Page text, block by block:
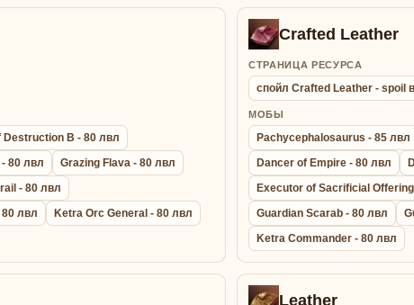
B - 80 лвл
80 лвл
Grazing Flava - 80 лвл
- 80 лвл
лвл Ketra Orc General - 80 лвл
Crafted Leather
СТРАНИЦА РЕСУРСА
спойл Crafted Leather - spoil
МОБЫ
Pachycephalosaurus - 85 лвл
Dancer of Empire - 80 лвл
Executor of Sacrificial
Guardian Scarab - 80 лвл
Ketra Commander - 80 лвл
Leather